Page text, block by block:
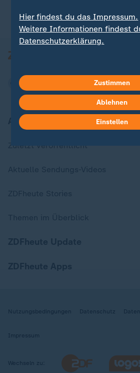
Aktuell bei ZDFheute
Zuletzt veröffentlicht
Nutzungsbedingungen Datenschutz
Impressum
Wechseln zu:
Hier findest du das Impressum.
Weitere Informationen findest
Datenschutzerklärung.
Zustimmen
Ablehnen
Einstellen